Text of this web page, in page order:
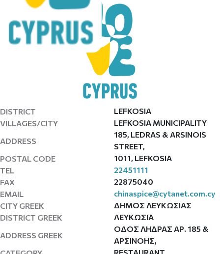
DISTRICT
LEFKOSIA
VILLAGES/CITY
LEFKOSIA MUNICIPALITY
ADDRESS
185, LEDRAS & ARSINOIS
STREET,
POSTAL CODE
1011, LEFKOSIA
TEL
22451111
FAX
22875040
EMAIL
chinaspice@cytanet.com.cy
CITY GREEK
ΔΗΜΟΣ ΛΕΥΚΩΣΙΑΣ
DISTRICT GREEK
ΛΕΥΚΩΣΙΑ
ADDRESS GREEK
ΟΔΟΣ ΛΗΔΡΑΣ ΑΡ. 185 &
ΑΡΣΙΝΟΗΣ,